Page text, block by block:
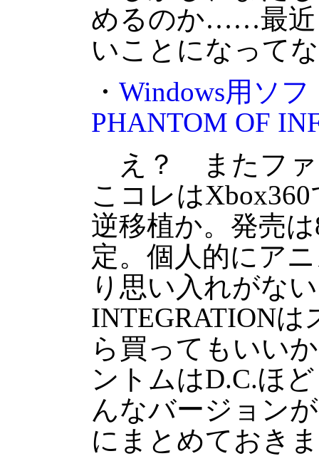
めるのか……最近
いことになって
・ Windows用ソフ
PHANTOM OF
え？ またファ
こコレは
逆移植か。発売
定。個人的にア
り思い入れがな
INTEGRATION
ら買ってもいい
ントムはD.C.ほ
んなバージョン
にまとめておき